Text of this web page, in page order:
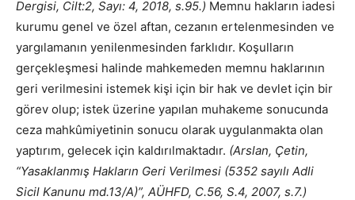
Dergisi, Cilt:2, Sayı: 4, 2018, s.95.) Memnu hakların iadesi
kurumu genel ve özel aftan, cezanın ertelenmesinden ve
yargılamanın yenilenmesinden farklıdır. Koşulların
gerçekleşmesi halinde mahkemeden memnu haklarının
geri verilmesini istemek kişi için bir hak ve devlet için bir
görev olup; istek üzerine yapılan muhakeme sonucunda
ceza mahkûmiyetinin sonucu olarak uygulanmakta olan
yaptırım, gelecek için kaldırılmaktadır. (Arslan, Çetin,
“Yasaklanmış Hakların Geri Verilmesi (5352 sayılı Adli
Sicil Kanunu md.13/A)”, AÜHFD, C.56, S.4, 2007, s.7.)